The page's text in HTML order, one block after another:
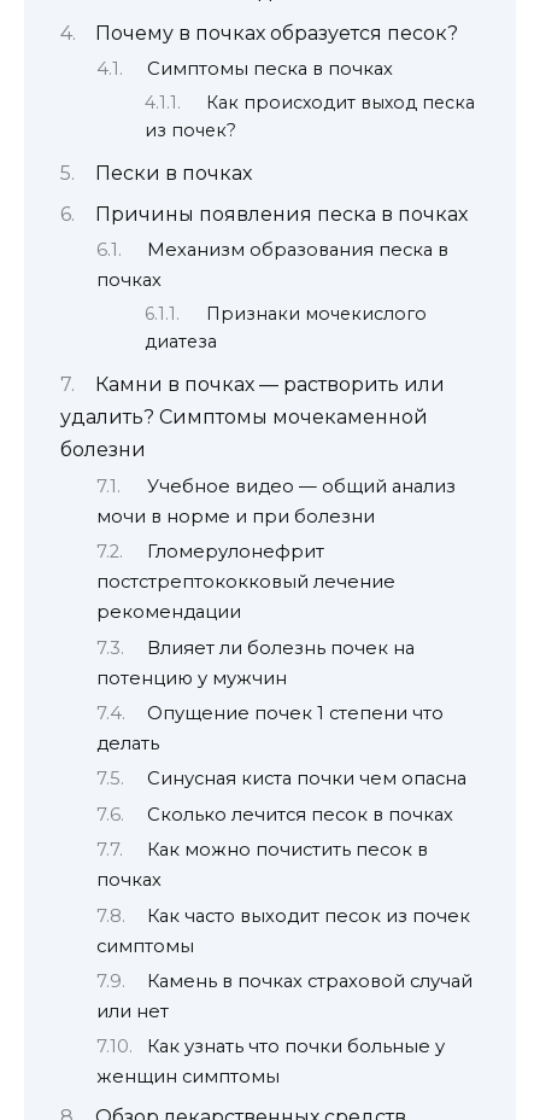
Почему в почках образуется песок?
Симптомы песка в почках
Как происходит выход песка
из почек?
Пески в почках
Причины появления песка в почках
Механизм образования песка в
почках
Признаки мочекислого
диатеза
Камни в почках — растворить или
удалить? Симптомы мочекаменной
болезни
Учебное видео — общий анализ
мочи в норме и при болезни
Гломерулонефрит
постстрептококковый лечение
рекомендации
Влияет ли болезнь почек на
потенцию у мужчин
Опущение почек 1 степени что
делать
Синусная киста почки чем опасна
Сколько лечится песок в почках
Как можно почистить песок в
почках
Как часто выходит песок из почек
симптомы
Камень в почках страховой случай
или нет
Как узнать что почки больные у
женщин симптомы